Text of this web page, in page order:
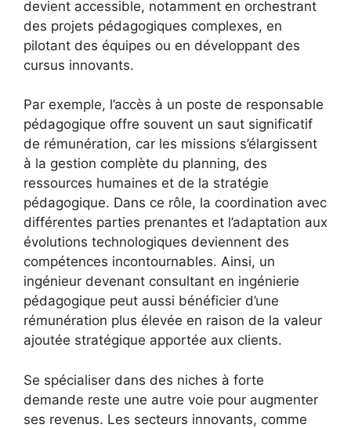
devient accessible, notamment en orchestrant
des projets pédagogiques complexes, en
pilotant des équipes ou en développant des
cursus innovants.
Par exemple, l’accès à un poste de responsable
pédagogique offre souvent un saut significatif
de rémunération, car les missions s’élargissent
à la gestion complète du planning, des
ressources humaines et de la stratégie
pédagogique. Dans ce rôle, la coordination avec
différentes parties prenantes et l’adaptation aux
évolutions technologiques deviennent des
compétences incontournables. Ainsi, un
ingénieur devenant consultant en ingénierie
pédagogique peut aussi bénéficier d’une
rémunération plus élevée en raison de la valeur
ajoutée stratégique apportée aux clients.
Se spécialiser dans des niches à forte
demande reste une autre voie pour augmenter
ses revenus. Les secteurs innovants, comme